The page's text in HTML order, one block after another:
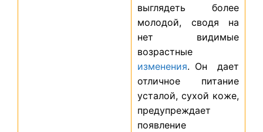
выглядеть более
молодой, сводя на
нет видимые
возрастные
изменения. Он дает
отличное питание
усталой, сухой коже,
предупреждает
появление